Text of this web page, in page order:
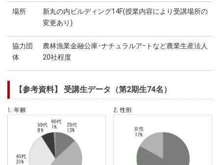
場所
新丸の内ビルディング14F(授業内容により受講場所の
変更あり)
協力団
体
農林漁業金融公庫･ナチュラルアｰトなど農業生産法人
20社程度
【参考資料】 受講生データ（第2期生74名）